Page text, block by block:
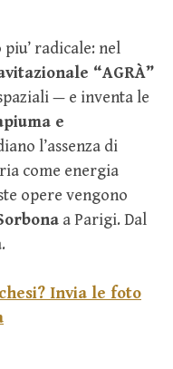
radicale: nel
“AGRÀ”
— e inventa le
e
l’assenza di
come energia
opere vengono
a Parigi. Dal
Invia le foto